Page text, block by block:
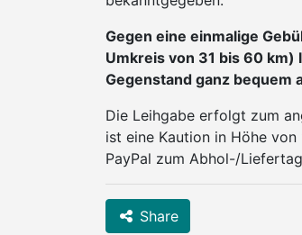
Gegen eine einmalige
Umkreis von 31 bis 60
Gegenstand ganz bequem
Die Leihgabe erfolgt zum
ist eine Kaution in Höhe
PayPal zum Abhol-/
Share